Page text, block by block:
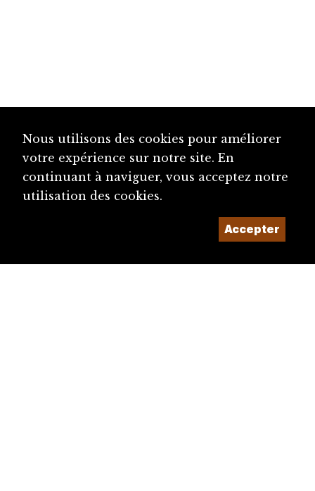
Nous utilisons des cookies pour améliorer
votre expérience sur notre site. En
continuant à naviguer, vous acceptez notre
utilisation des cookies.
Accepter